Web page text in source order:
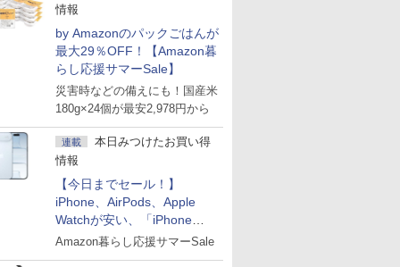
情報
by Amazonのパックごはんが
最大29％OFF！【Amazon暮
らし応援サマーSale】
災害時などの備えにも！国産米
180g×24個が最安2,978円から
連載
本日みつけたお買い得
情報
【今日までセール！】
iPhone、AirPods、Apple
Watchが安い、「iPhone
Air」256GB版が139,800円な
Amazon暮らし応援サマーSale